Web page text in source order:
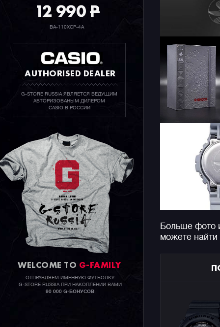
12 990P
BA-110XCP-4A
AUTHORISED DEALER
G-STORE RUSSIA ЯВЛЯЕТСЯ ВЕДУЩИМ
АВТОРИЗОВАНЫМ ДИЛЕРОМ
CASIO В РОССИИ
WELCOME TO G-FAMILY
ОТПРАВЛЯЕМ ИМЕННУЮ ФУТБОЛКУ
G-STORE RUSSIA ПРИ НАКОПЛЕНИИ ВАМИ
90 000 G-БОНУСОВ
Больше фото
можете